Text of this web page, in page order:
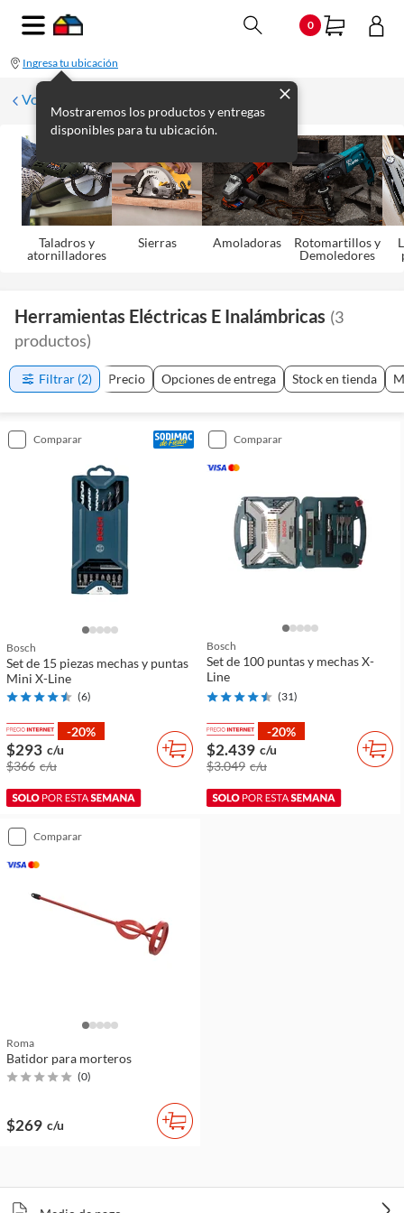
0
Ingresa tu ubicación
Mostraremos los productos y entregas
disponibles para tu ubicación.
Volver
Taladros y
atornilladores
Sierras Amoladoras
Rotomartillos y
Demoledores
Herramientas Eléctricas E Inalámbricas (3
productos)
Filtrar (2) Precio Opciones de entrega Stock en tienda
comparar
Bosch
Set de 15 piezas mechas y puntas
Mini X-Line
(6)
-20%
$293 c/u
$366 c/u
comparar
Bosch
Set de 100 puntas y mechas X-
Line
(31)
-20%
$2.439 c/u
$3.049 c/u
comparar
Roma
Batidor para morteros
(0)
$269 c/u